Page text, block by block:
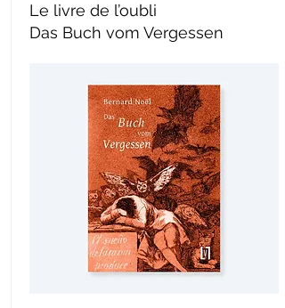
Le livre de l’oubli
Das Buch vom Vergessen